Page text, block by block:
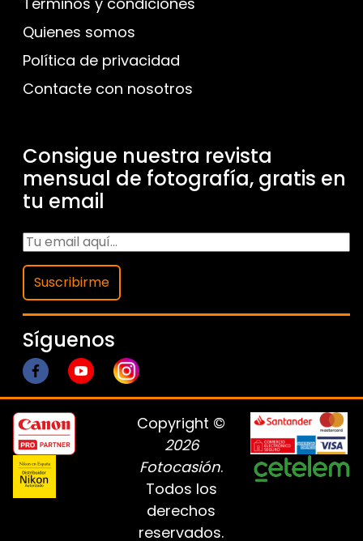
Quienes somos
Política de privacidad
Contacte con nosotros
Consigue nuestra revista
mensual de fotografía, gratis en
tu email
Suscribirme
Síguenos
Copyright ©
2026
Fotocasión.
Todos los
derechos
reservados.